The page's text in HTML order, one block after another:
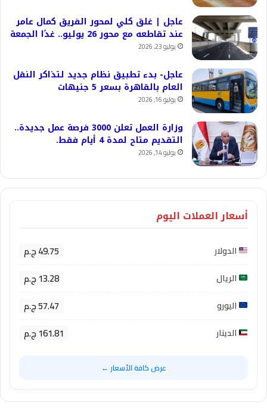
عاجل | غلق كلي لمحور الفريق كمال عامر
عند تقاطعه مع محور 26 يوليو.. غدًا الجمعة
يوليو 23, 2026
عاجل- بدء تطبيق نظام جديد لتذاكر النقل
العام بالقاهرة بسعر 5 جنيهات
يوليو 16, 2026
وزارة العمل تعلن 3000 فرصة عمل جديدة..
التقديم متاح لمدة 4 أيام فقط.
يوليو 14, 2026
أسعار العملات اليوم
الدولار 49.75 ج.م
الريال 13.28 ج.م
اليورو 57.47 ج.م
الدينار 161.81 ج.م
عرض كافة الأسعار ←